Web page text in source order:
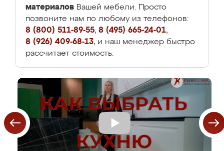
материалов Вашей мебели. Просто
позвоните нам по любому из телефонов:
8 (800) 511-89-55, 8 (495) 665-24-01,
8 (926) 409-68-13, и наш менеджер быстро
рассчитает стоимость.